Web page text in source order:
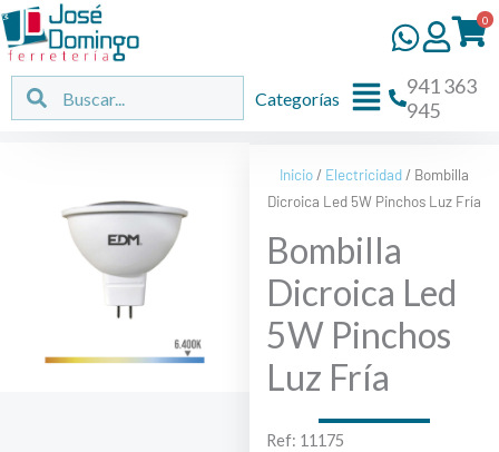
Ir
al
contenido
0
Buscar Buscar
Flyout
Categorías
941 363
945
Inicio / Electricidad / Bombilla
Dicroica Led 5W Pinchos Luz Fría
Bombilla
Dicroica Led
5W Pinchos
Luz Fría
Ref: 11175